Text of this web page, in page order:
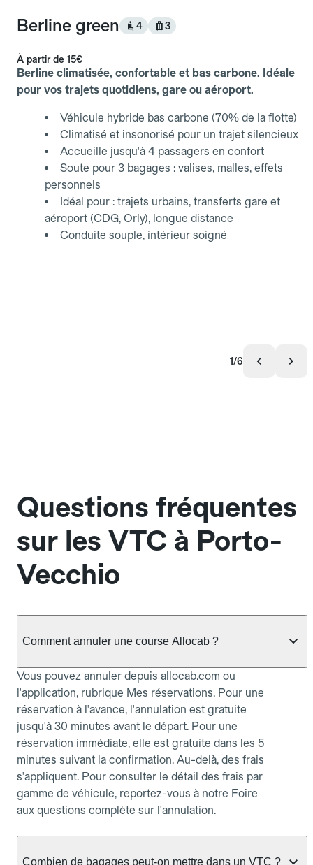
Berline green 4 3
À partir de 15€
Berline climatisée, confortable et bas carbone. Idéale
pour vos trajets quotidiens, gare ou aéroport.
Véhicule hybride bas carbone (70% de la flotte)
Climatisé et insonorisé pour un trajet silencieux
Accueille jusqu'à 4 passagers en confort
Soute pour 3 bagages : valises, malles, effets
personnels
Idéal pour : trajets urbains, transferts gare et
aéroport (CDG, Orly), longue distance
Conduite souple, intérieur soigné
1/6
Questions fréquentes
sur les VTC à Porto-
Vecchio
Comment annuler une course Allocab ?
Vous pouvez annuler depuis allocab.com ou
l'application, rubrique Mes réservations. Pour une
réservation à l'avance, l'annulation est gratuite
jusqu'à 30 minutes avant le départ. Pour une
réservation immédiate, elle est gratuite dans les 5
minutes suivant la confirmation. Au-delà, des frais
s'appliquent. Pour consulter le détail des frais par
gamme de véhicule, reportez-vous à notre Foire
aux questions complète sur l'annulation.
Combien de bagages peut-on mettre dans un VTC ?